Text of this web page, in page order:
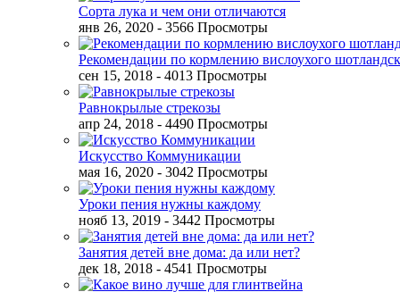
Сорта лука и чем они отличаются
янв 26, 2020 - 3566 Просмотры
Рекомендации по кормлению вислоухого
сен 15, 2018 - 4013 Просмотры
Равнокрылые стрекозы
апр 24, 2018 - 4490 Просмотры
Искусство Коммуникации
мая 16, 2020 - 3042 Просмотры
Уроки пения нужны каждому
нояб 13, 2019 - 3442 Просмотры
Занятия детей вне дома: да или нет?
дек 18, 2018 - 4541 Просмотры